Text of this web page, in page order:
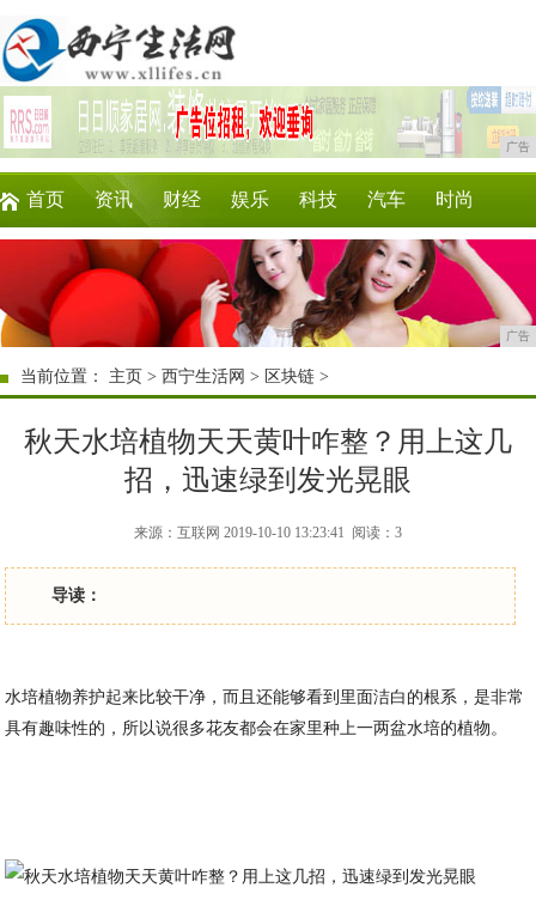
广告
首页 资讯 财经 娱乐 科技 汽车 时尚
游戏 美食 商讯 微商 区块链
广告
当前位置： 主页 >西宁生活网 > 区块链 >
秋天水培植物天天黄叶咋整？用上这几
招，迅速绿到发光晃眼
来源：互联网 2019-10-10 13:23:41 阅读：3
导读：
水培植物养护起来比较干净，而且还能够看到里面洁白的根系，是非常
具有趣味性的，所以说很多花友都会在家里种上一两盆水培的植物。